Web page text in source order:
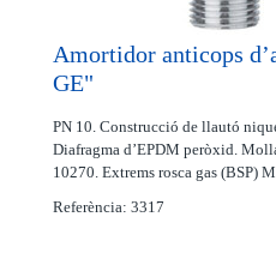
Amortidor anticops
GE"
PN 10. Construcció de llautó
Diafragma d’EPDM peròxid.
10270. Extrems rosca gas (BSP)
Referència: 3317